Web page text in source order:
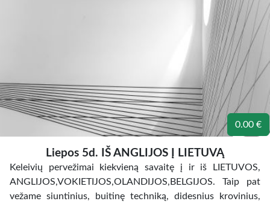
0.00 €
Liepos 5d. IŠ ANGLIJOS Į LIETUVĄ
Keleivių pervežimai kiekvieną savaitę į ir iš LIETUVOS,
ANGLIJOS,VOKIETIJOS,OLANDIJOS,BELGIJOS. Taip pat
vežame siuntinius, buitinę techniką, didesnius krovinius,